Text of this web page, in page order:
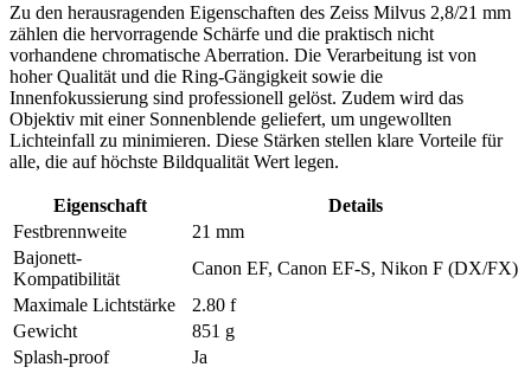
Zu den herausragenden Eigenschaften des Zeiss Milvus 2,8/21 mm
zählen die hervorragende Schärfe und die praktisch nicht
vorhandene chromatische Aberration. Die Verarbeitung ist von
hoher Qualität und die Ring-Gängigkeit sowie die
Innenfokussierung sind professionell gelöst. Zudem wird das
Objektiv mit einer Sonnenblende geliefert, um ungewollten
Lichteinfall zu minimieren. Diese Stärken stellen klare Vorteile für
alle, die auf höchste Bildqualität Wert legen.
Eigenschaft
Details
Festbrennweite
21 mm
Bajonett-
Kompatibilität
Canon EF, Canon EF-S, Nikon F (DX/FX)
Maximale Lichtstärke
2.80 f
Gewicht
851 g
Splash-proof
Ja